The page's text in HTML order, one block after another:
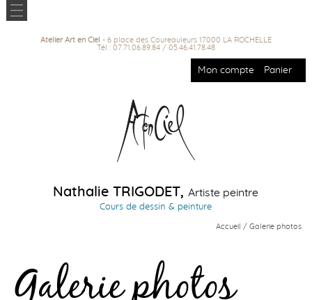
Atelier Art en Ciel - 6 place des Coureauleurs 17000 LA ROCHELLE
Tél : 07.71.06.89.84 / 05.46.41.78.48
Mon compte Panier
Nathalie TRIGODET,Artiste peintre
Cours de dessin & peinture
Accueil / Galerie photos
Galerie photos